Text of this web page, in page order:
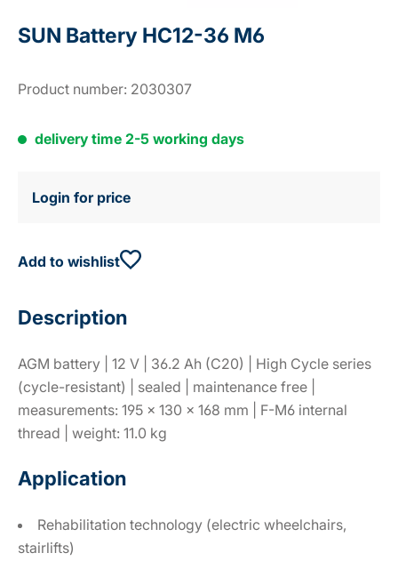
SUN Battery HC12-36 M6
Product number: 2030307
delivery time 2-5 working days
Login for price
Add to wishlist
Description
AGM battery | 12 V | 36.2 Ah (C20) | High Cycle series
(cycle-resistant) | sealed | maintenance free |
measurements: 195 × 130 × 168 mm | F-M6 internal
thread | weight: 11.0 kg
Application
Rehabilitation technology (electric wheelchairs,
stairlifts)